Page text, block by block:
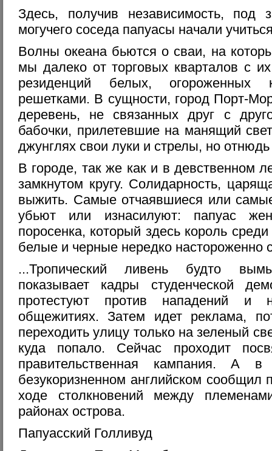
Здесь, получив независимость, под
могучего соседа папуасы начали
Волны океана бьются о сваи, на
мы далеко от торговых кварталов с
резиденций белых, огороженных
решетками. В сущности, город Порт-
деревень, не связанных друг с
бабочки, прилетевшие на манящий
джунглях свои луки и стрелы, но
В городе, так же как и в девственном
замкнутом кругу. Солидарность,
выжить. Самые отчаявшиеся или
убьют или изнасилуют: папуас
поросенка, который здесь король
белые и черные нередко настороженно
...Тропический ливень будто
показывает кадры студенческой
протестуют против нападений и
общежитиях. Затем идет реклама,
переходить улицу только на зеленый
куда попало. Сейчас проходит
правительственная кампания. А
безукоризненном английском
ходе столкновений между
районах острова.
Папуасский Голливуд